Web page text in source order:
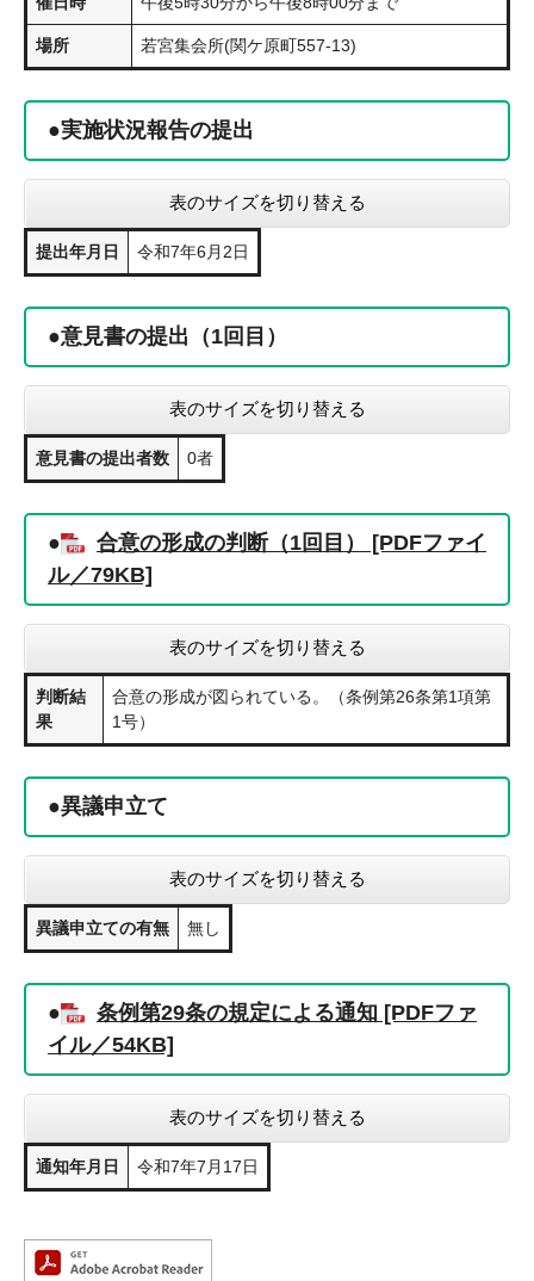
場所 若宮集会所(関ケ原町557-13)
●実施状況報告の提出
表のサイズを切り替える
提出年月日 令和7年6月2日
●意見書の提出（1回目）
表のサイズを切り替える
意見書の提出者数 0者
●
合意の形成の判断（1回目） [PDFファイ
ル／79KB]
表のサイズを切り替える
判断結
果
合意の形成が図られている。（条例第26条第1項第
1号）
●異議申立て
表のサイズを切り替える
異議申立ての有無 無し
●
条例第29条の規定による通知 [PDFファ
イル／54KB]
表のサイズを切り替える
通知年月日 令和7年7月17日